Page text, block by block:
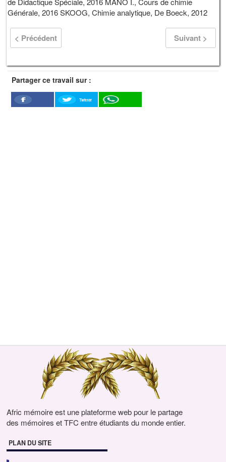
Générale, 2016 SKOOG, Chimie analytique, De Boeck, 2012
< Précédent Suivant >
Partager ce travail sur :
Facebook
Twitter
Afric mémoire est une plateforme web pour le partage
des mémoires et TFC entre étudiants du monde entier.
PLAN DU SITE